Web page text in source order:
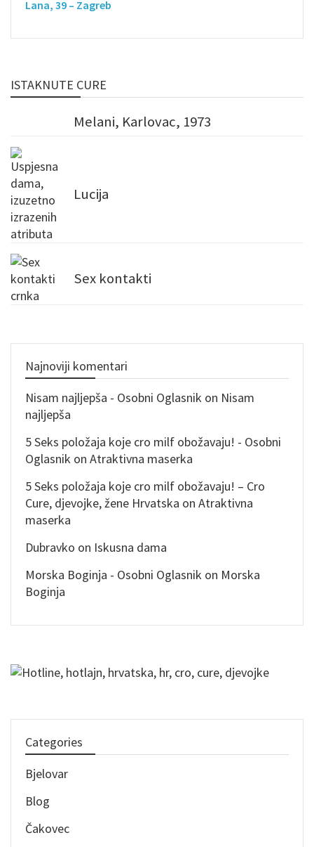
Lana, 39 – Zagreb
ISTAKNUTE CURE
Melani, Karlovac, 1973
Lucija
Sex kontakti
Najnoviji komentari
Nisam najljepša - Osobni Oglasnik on Nisam
najljepša
5 Seks položaja koje cro milf obožavaju! - Osobni
Oglasnik on Atraktivna maserka
5 Seks položaja koje cro milf obožavaju! – Cro
Cure, djevojke, žene Hrvatska on Atraktivna
maserka
Dubravko on Iskusna dama
Morska Boginja - Osobni Oglasnik on Morska
Boginja
Categories
Bjelovar
Blog
Čakovec